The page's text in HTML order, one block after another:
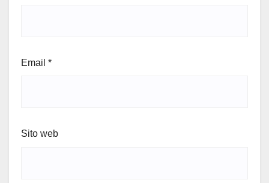
Email *
Sito web